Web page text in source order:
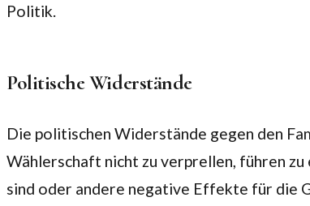
Politik.
Politische Widerstände
Die politischen Widerstände gegen den
Wählerschaft nicht zu verprellen, führen
sind oder andere negative Effekte für die